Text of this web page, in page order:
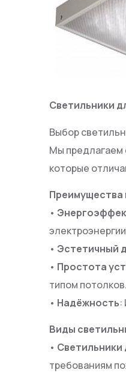
Светильники
Выбор
Мы предлагаем
которые
Преимущества
•
• Эстетичный
• Простота
типом потолков.
• Надёжность:
Виды
• Светильники
требованиям